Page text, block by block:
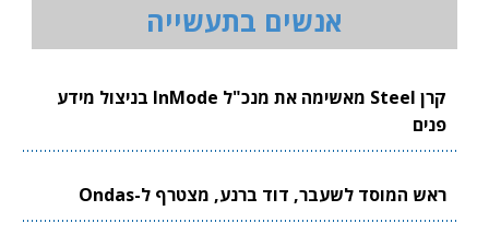
אנשים בתעשייה
קרן Steel מאשימה את מנכ"ל InMode בניצול מידע
פנים
ראש המוסד לשעבר, דוד ברנע, מצטרף ל-Ondas